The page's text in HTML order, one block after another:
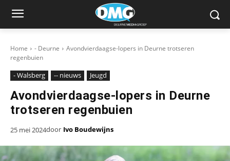
Home - Deurne
Avondvierdaagse-lopers in Deurne trotseren
regenbuien
- Walsberg -- nieuws Jeugd
Avondvierdaagse-lopers in Deurne
trotseren regenbuien
25 mei 2024door Ivo Boudewijns